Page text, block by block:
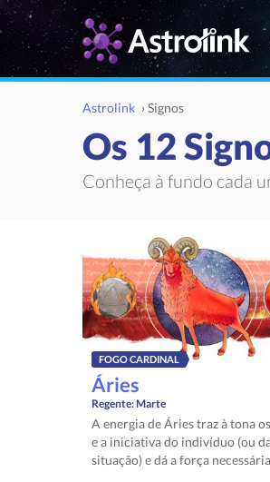
Astrolink › Signos
Os 12
Conheça à fundo cada
FOGO CARDINAL
Áries
Regente:Marte
A energia de Áries traz à tona
e a iniciativa do indivíduo (ou
situação) e dá a força